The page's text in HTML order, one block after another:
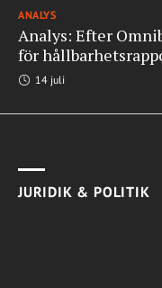
ANALYS
Analys: Efter
för
14 juli
JURIDIK & POLITIK